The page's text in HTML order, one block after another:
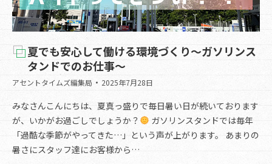
夏でも安心して働ける環境づくり～ガソリンス
タンドでのお仕事～
アセントタイムズ編集局 2025年7月28日
みなさんこんにちは、夏真っ盛りで毎日暑い日が続いております
が、いかがお過ごしでしょうか？
ガソリンスタンドでは毎年
「過酷な季節がやってきた…」という声が上がります。 あまりの
暑さにスタッフ達にお客様から…